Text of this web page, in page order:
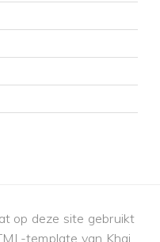
op deze site gebruikt
template van Khai